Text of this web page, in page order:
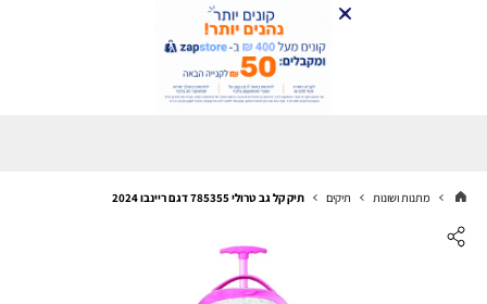
מתנות ושונות תיקים תיק קל גב טרולי 785355 דגם ריינבו 2024